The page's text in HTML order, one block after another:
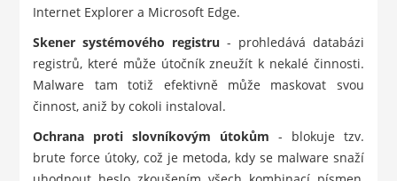
Internet Explorer a Microsoft Edge.
Skener systémového registru - prohledává databázi
registrů, které může útočník zneužít k nekalé činnosti.
Malware tam totiž efektivně může maskovat svou
činnost, aniž by cokoli instaloval.
Ochrana proti slovníkovým útokům - blokuje tzv.
brute force útoky, což je metoda, kdy se malware snaží